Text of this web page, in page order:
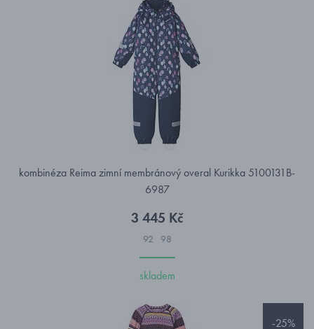
kombinéza Reima zimní membránový overal Kurikka 5100131B-
6987
3 445 Kč
92 98
skladem
-25%